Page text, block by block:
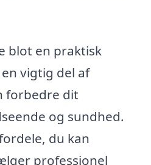
blot en praktisk
vigtig del af
forbedre dit
og sundhed.
du kan
professionel